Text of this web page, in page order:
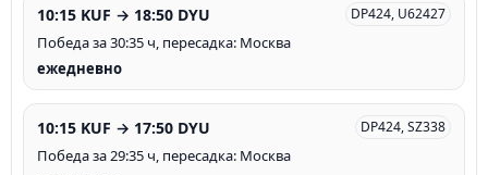
10:15 KUF → 18:50 DYU DP424, U62427
Победа за 30:35 ч, пересадка: Москва
ежедневно
10:15 KUF → 17:50 DYU DP424, SZ338
Победа за 29:35 ч, пересадка: Москва